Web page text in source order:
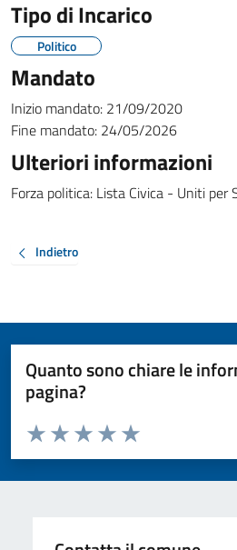
Tipo di Incarico
Politico
Mandato
Inizio mandato: 21/09/2020
Fine mandato: 24/05/2026
Ulteriori informazioni
Forza politica: Lista Civica - Uniti per
Indietro
Quanto sono chiare le
pagina?
Valuta da 1 a 5 stelle la pagina
Valuta 5 stelle su 5
Valuta 4 stelle su 5
Valuta 3 stelle su 5
Valuta 2 stelle su 5
Valuta 1 stelle su 5